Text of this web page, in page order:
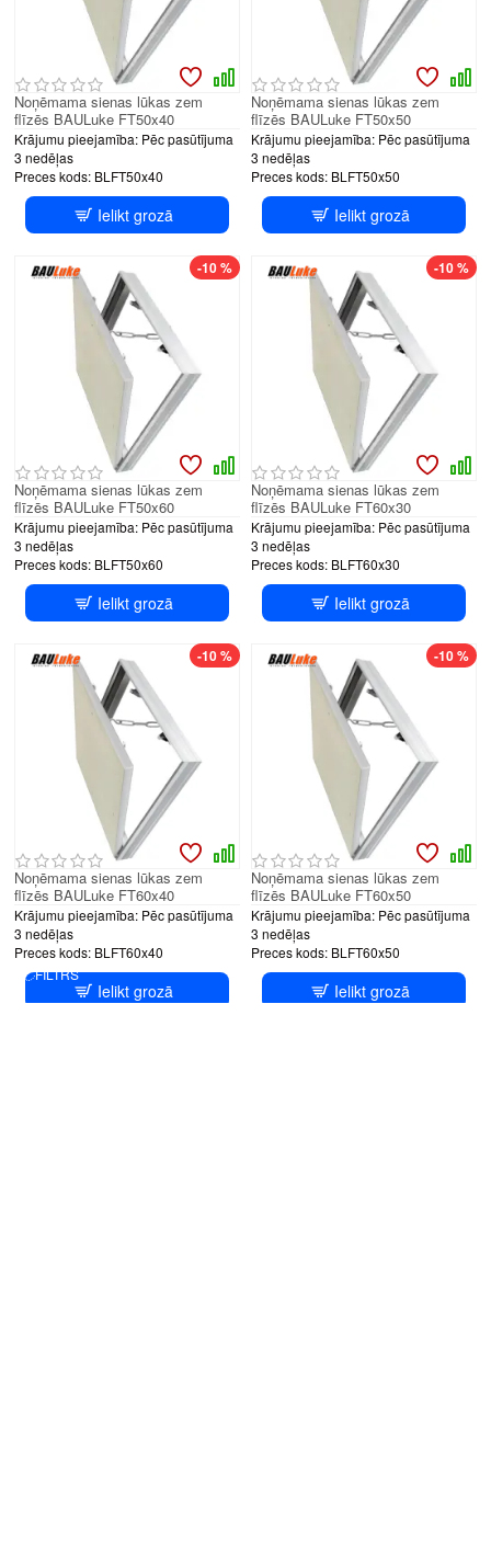
Krājumu pieejamība: Pēc pasūtījuma
3 nedēļas
Preces kods: BLFT50x40
Noņēmama sienas lūkas zem
flīzēs BAULuke FT50x40
Ielikt grozā
Krājumu pieejamība: Pēc pasūtījuma
3 nedēļas
Preces kods: BLFT50x50
Noņēmama sienas lūkas zem
flīzēs BAULuke FT50x50
Ielikt grozā
-10 %
Krājumu pieejamība: Pēc pasūtījuma
3 nedēļas
Preces kods: BLFT50x60
Noņēmama sienas lūkas zem
flīzēs BAULuke FT50x60
Ielikt grozā
-10 %
Krājumu pieejamība: Pēc pasūtījuma
3 nedēļas
Preces kods: BLFT60x30
Noņēmama sienas lūkas zem
flīzēs BAULuke FT60x30
Ielikt grozā
-10 %
Krājumu pieejamība: Pēc pasūtījuma
3 nedēļas
Preces kods: BLFT60x40
Noņēmama sienas lūkas zem
flīzēs BAULuke FT60x40
Ielikt grozā
-10 %
Krājumu pieejamība: Pēc pasūtījuma
3 nedēļas
Preces kods: BLFT60x50
Noņēmama sienas lūkas zem
flīzēs BAULuke FT60x50
Ielikt grozā
FILTRS